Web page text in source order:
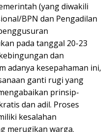
(yang diwakili
BPN dan Pengadilan
pada tanggal 20-23
dan
adanya kesepahaman ini,
ganti rugi yang
prinsip-
dan adil. Proses
kesalahan
merugikan warga.